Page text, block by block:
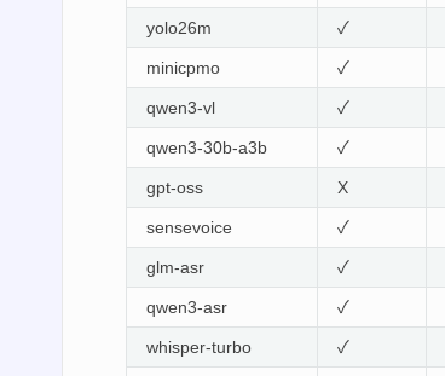
yolo26m ✓
minicpmo ✓
qwen3-vl ✓
qwen3-30b-a3b ✓
gpt-oss X
sensevoice ✓
glm-asr ✓
qwen3-asr ✓
whisper-turbo ✓